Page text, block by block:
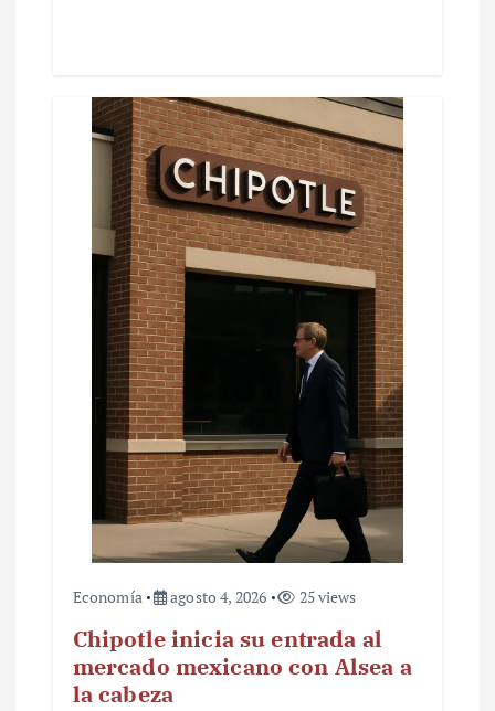
Economía agosto 4, 2026 25 views
Chipotle inicia su entrada al
mercado mexicano con Alsea a
la cabeza